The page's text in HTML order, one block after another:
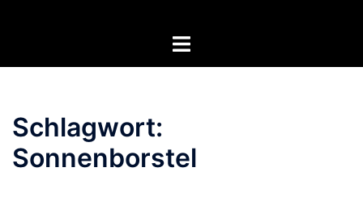
Menü
Schlagwort:
Sonnenborstel